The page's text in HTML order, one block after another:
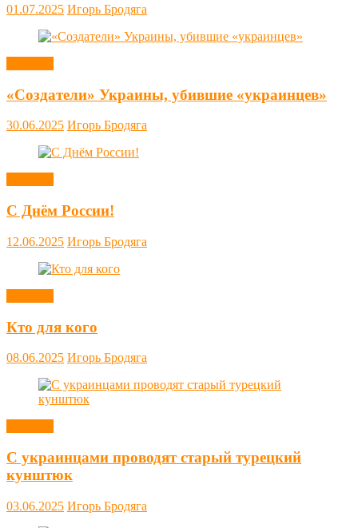
01.07.2025 Игорь Бродяга
«Создатели» Украины, убившие «украинцев»
30.06.2025 Игорь Бродяга
С Днём России!
12.06.2025 Игорь Бродяга
Кто для кого
08.06.2025 Игорь Бродяга
С украинцами проводят старый турецкий
кунштюк
03.06.2025 Игорь Бродяга